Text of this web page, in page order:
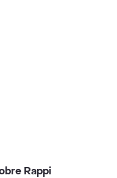
Rappi